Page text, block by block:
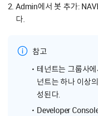
Admin에서 봇 추가:
다.
참고
테넌트는 그룹사
넌트는 하나 이상
성된다.
Developer